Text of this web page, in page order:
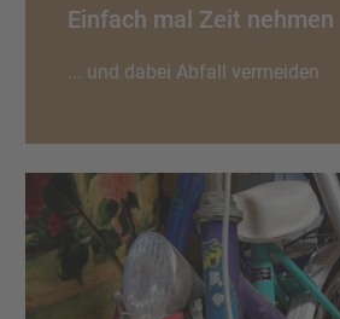
Einfach mal Zeit nehmen
... und dabei Abfall vermeiden